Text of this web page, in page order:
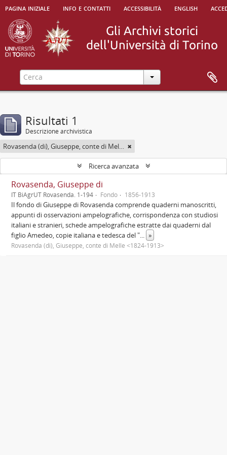
pagina iniziale info e contatti accessibilità english
Risultati 1
Descrizione archivistica
Rovasenda (di), Giuseppe, conte di Melle <1824-1913>
Ricerca avanzata
Rovasenda, Giuseppe di
IT BiAgrUT Rovasenda. 1-194 Fondo 1856-1913
Il fondo di Giuseppe di Rovasenda comprende quaderni manoscritti,
appunti di osservazioni ampelografiche, corrispondenza con studiosi
italiani e stranieri, schede ampelografiche estratte dai quaderni dal
figlio Amedeo, copie italiana e tedesca del "... »
Rovasenda (di), Giuseppe, conte di Melle <1824-1913>